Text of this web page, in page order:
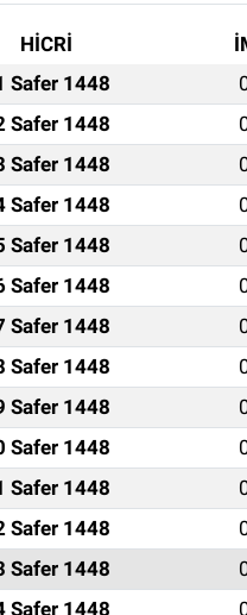
HİCRİ
Safer 1448
Safer 1448
Safer 1448
Safer 1448
Safer 1448
Safer 1448
Safer 1448
Safer 1448
Safer 1448
Safer 1448
Safer 1448
Safer 1448
Safer 1448
Safer 1448